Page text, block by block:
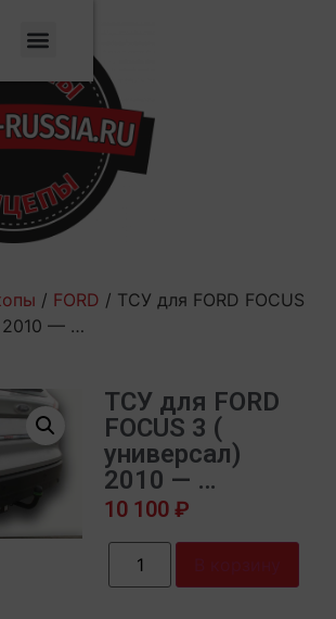
/ FORD / ТСУ для FORD FOCUS
2010 — …
ТСУ для FORD
FOCUS 3 (
универсал)
2010 — …
10 100 ₽